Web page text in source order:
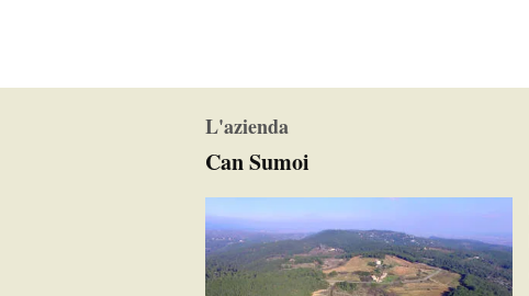
L'azienda
Can Sumoi